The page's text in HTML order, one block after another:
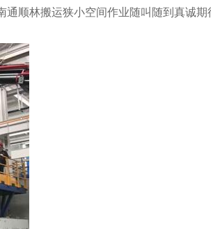
顺林搬运狭小空间作业随叫随到真诚期